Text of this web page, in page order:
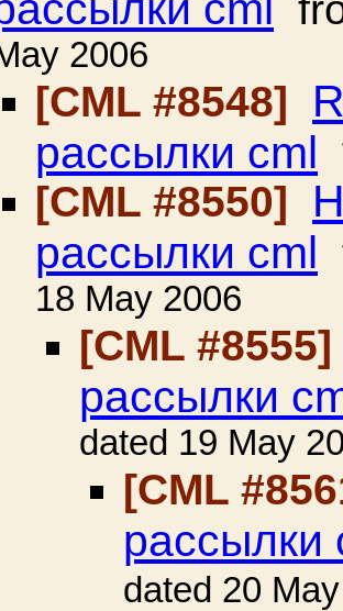
2006
[CML #8548]
рассылки cml
[CML #8550]
рассылки cml
18 May 2006
[CML #8555]
рассылки
dated 19 May
[CML
рассылки
dated 20